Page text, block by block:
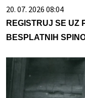
20. 07. 2026 08:04
REGISTRUJ SE UZ
BESPLATNIH